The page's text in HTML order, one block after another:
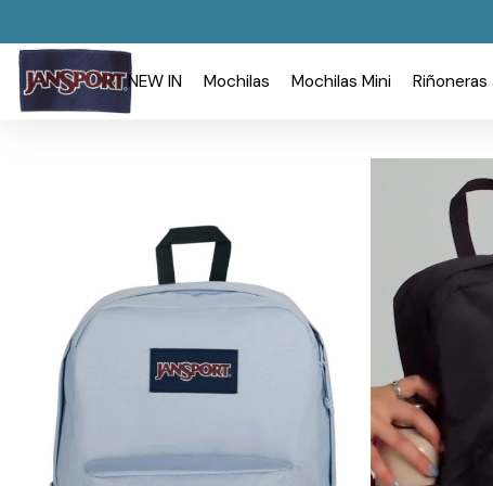
NEW IN Mochilas Mochilas Mini Riñoneras